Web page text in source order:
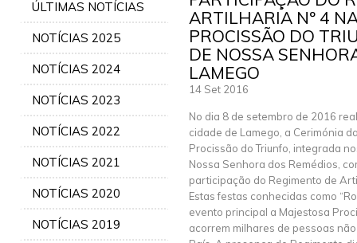
ÚLTIMAS NOTÍCIAS
NOTÍCIAS 2025
NOTÍCIAS 2024
NOTÍCIAS 2023
NOTÍCIAS 2022
NOTÍCIAS 2021
NOTÍCIAS 2020
NOTÍCIAS 2019
ARTILHARIA Nº 4
PROCISSÃO DO
DE NOSSA
LAMEGO
14 Set 2016
No dia 8 de setembro de 2016
cidade de Lamego, a Cerimónia
Procissão do Triunfo, integrada
Nossa Senhora dos Remédios,
participação do Regimento de
Estas festas conhecidas como
evento principal a Majestosa
acorrem milhares de pessoas